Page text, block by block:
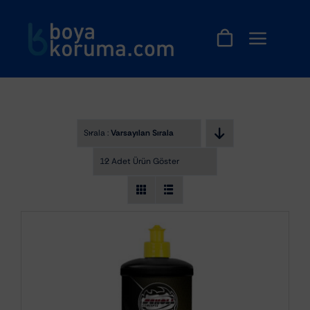
Sırala :Varsayılan Sıralama
12 Adet Ürün Göster